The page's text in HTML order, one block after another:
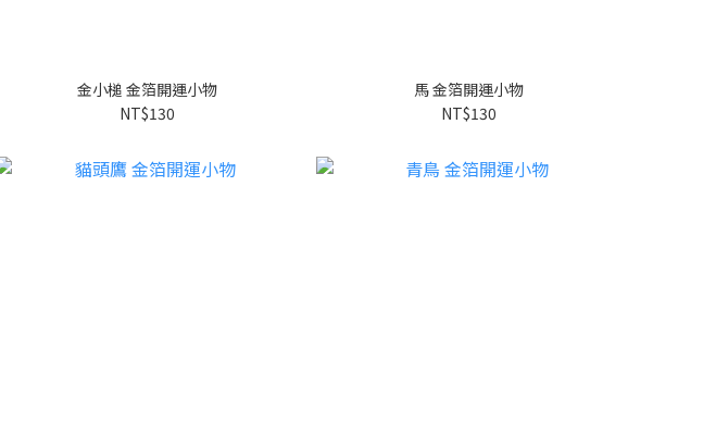
金小槌 金箔開運小物
NT$130
馬 金箔開運小物
NT$130